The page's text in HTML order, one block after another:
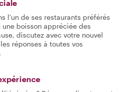
l'un de ses restaurants préférés
boisson appréciée des
discutez avec votre nouvel
réponses à toutes vos